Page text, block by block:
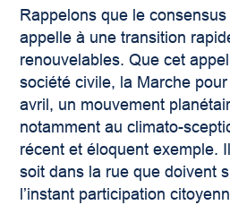
Rappelons que le
appelle à une transition
renouvelables. Que cet
société civile, la Marche
avril, un mouvement
notamment au climato-
récent et éloquent exemple.
soit dans la rue que doivent
l’instant participation